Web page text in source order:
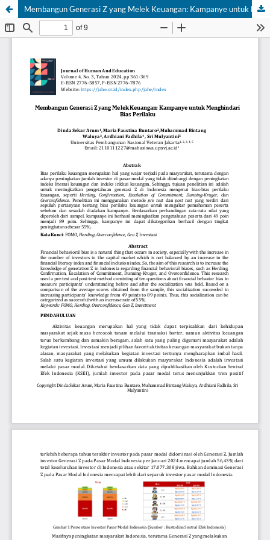
Membangun Generasi Z yang Melek Keuangan: Kampanye untuk Menghindari Bias Perilaku